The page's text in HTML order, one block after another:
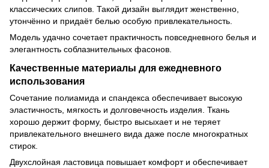
классических слипов. Такой дизайн выглядит женственно,
утончённо и придаёт белью особую привлекательность.
Модель удачно сочетает практичность повседневного белья и
элегантность соблазнительных фасонов.
Качественные материалы для ежедневного
использования
Сочетание полиамида и спандекса обеспечивает высокую
эластичность, мягкость и долговечность изделия. Ткань
хорошо держит форму, быстро высыхает и не теряет
привлекательного внешнего вида даже после многократных
стирок.
Двухслойная ластовица повышает комфорт и обеспечивает